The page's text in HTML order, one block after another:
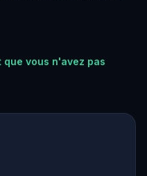
vous n'avez pas